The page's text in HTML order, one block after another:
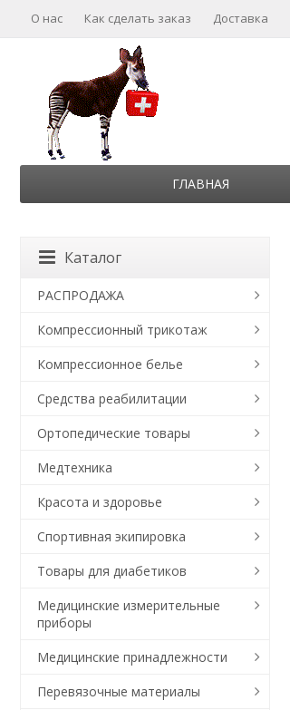
О нас Как сделать заказ Доставка
ГЛАВНАЯ
Каталог
РАСПРОДАЖА
Компрессионный трикотаж
Компрессионное белье
Средства реабилитации
Ортопедические товары
Медтехника
Красота и здоровье
Спортивная экипировка
Товары для диабетиков
Медицинские измерительные
приборы
Медицинские принадлежности
Перевязочные материалы